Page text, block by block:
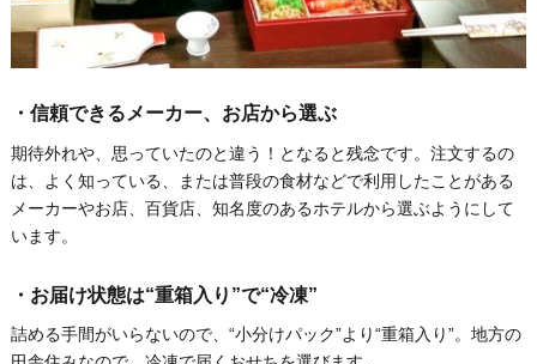
・信頼できるメーカー、お店から選ぶ
期待外れや、思っていたのと違う！となると残念です。注文するの
は、よく知っている、または普段の食材などで利用したことがある
メーカーやお店、百貨店、知名度のあるホテルから選ぶようにして
います。
・お届け状態は“重箱入り”で“冷凍”
詰める手間がいらないので、“小分けパック”より“重箱入り”。地方の